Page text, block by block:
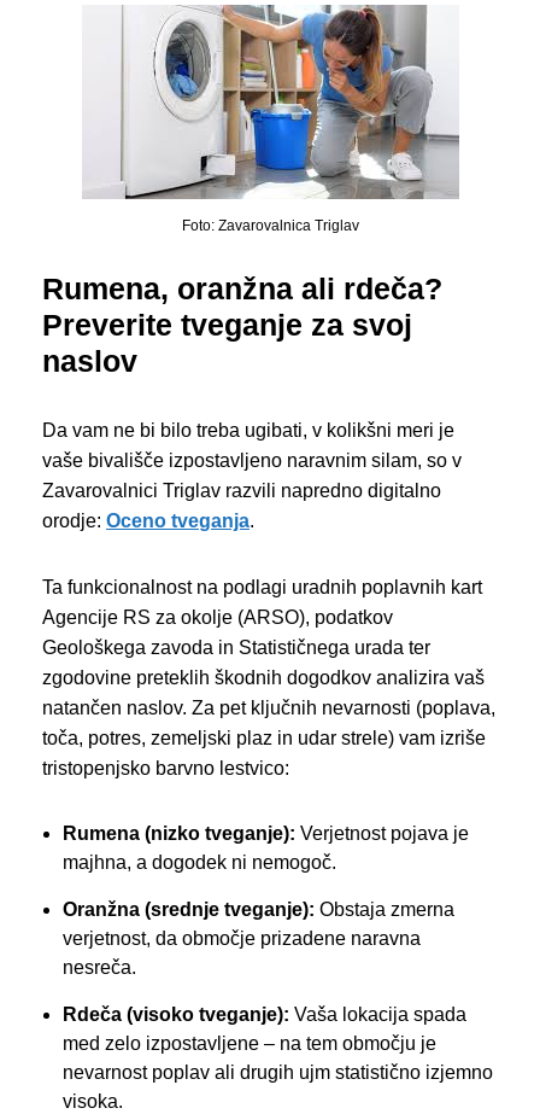
Foto: Zavarovalnica Triglav
Rumena, oranžna ali rdeča?
Preverite tveganje za svoj
naslov
Da vam ne bi bilo treba ugibati, v kolikšni meri je
vaše bivališče izpostavljeno naravnim silam, so v
Zavarovalnici Triglav razvili napredno digitalno
orodje: Oceno tveganja.
Ta funkcionalnost na podlagi uradnih poplavnih kart
Agencije RS za okolje (ARSO), podatkov
Geološkega zavoda in Statističnega urada ter
zgodovine preteklih škodnih dogodkov analizira vaš
natančen naslov. Za pet ključnih nevarnosti (poplava,
toča, potres, zemeljski plaz in udar strele) vam izriše
tristopenjsko barvno lestvico:
Rumena (nizko tveganje): Verjetnost pojava je
majhna, a dogodek ni nemogoč.
Oranžna (srednje tveganje): Obstaja zmerna
verjetnost, da območje prizadene naravna
nesreča.
Rdeča (visoko tveganje): Vaša lokacija spada
med zelo izpostavljene – na tem območju je
nevarnost poplav ali drugih ujm statistično izjemno
visoka.